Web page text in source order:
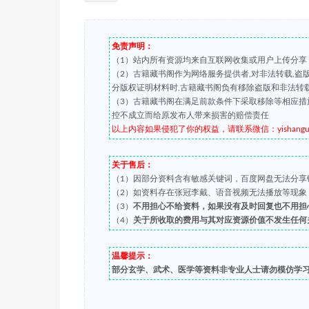
免责声明：
（1）站内所有资源均来自互联网收集或用户上传分
（2）古籍藏书阁作为网络服务提供者,对非法转载,
分版权证明材料时,古籍藏书阁负有移除盗版和非法转
（3）古籍藏书阁在满足前款条件下采取移除等相应
控不成立而给原发布人带来损害的赔偿责任
以上内容如果侵犯了你的权益，请联系微信：
关于售后：
（1）因部分资料含有敏感关键词，百度网盘无法分
（2）如资料存在张冠李戴、语音视频无法播放等现
（3） 不用担心不给资料，如果没有及时回复也不用
（4） 关于所收取的费用与其对应资源价值不发生任
温馨提示：
部分玄学、武术、医学等资料非专业人士请勿模仿学